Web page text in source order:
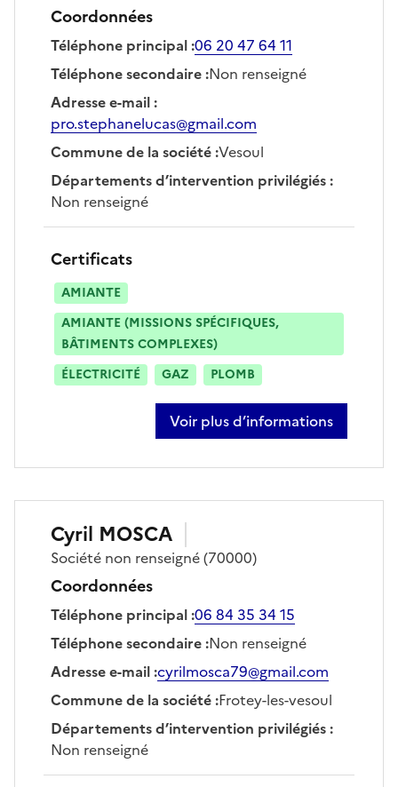
Coordonnées
Téléphone principal:06 20 47 64 11
Téléphone secondaire:Non renseigné
Adresse e-mail:
pro.stephanelucas@gmail.com
Commune de la société:Vesoul
Départements d’intervention privilégiés:
Non renseigné
Certificats
AMIANTE
AMIANTE (MISSIONS SPÉCIFIQUES,
BÂTIMENTS COMPLEXES)
ÉLECTRICITÉ
GAZ PLOMB
Voir plus d’informations
sur stéphane lucas
Cyril MOSCA
Société non renseigné(70000)
Coordonnées
Téléphone principal:06 84 35 34 15
Téléphone secondaire:Non renseigné
Adresse e-mail:cyrilmosca79@gmail.com
Commune de la société:Frotey-les-vesoul
Départements d’intervention privilégiés:
Non renseigné